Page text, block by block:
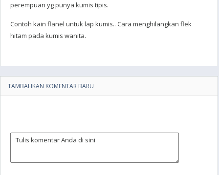
perempuan yg punya kumis tipis.
Contoh kain flanel untuk lap kumis.. Cara menghilangkan flek
hitam pada kumis wanita.
TAMBAHKAN KOMENTAR BARU